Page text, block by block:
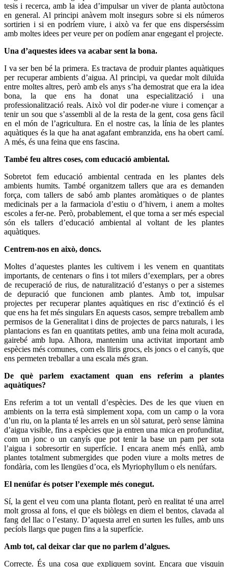
tesis i recerca, amb la idea d’impulsar un viver de planta autòctona
en general. Al principi anàvem molt insegurs sobre si els números
sortirien i si en podríem viure, i això va fer que ens disperséssim
amb moltes idees per veure per on podíem anar engegant el projecte.
Una d’aquestes idees va acabar sent la bona.
I va ser ben bé la primera. Es tractava de produir plantes aquàtiques
per recuperar ambients d’aigua. Al principi, va quedar molt diluïda
entre moltes altres, però amb els anys s’ha demostrat que era la idea
bona, la que ens ha donat una especialització i una
professionalització reals. Això vol dir poder-ne viure i començar a
tenir un sou que s’assembli al de la resta de la gent, cosa gens fàcil
en el món de l’agricultura. En el nostre cas, la línia de les plantes
aquàtiques és la que ha anat agafant embranzida, ens ha obert camí.
A més, és una feina que ens fascina.
També feu altres coses, com educació ambiental.
Sobretot fem educació ambiental centrada en les plantes dels
ambients humits. També organitzem tallers que ara es demanden
força, com tallers de sabó amb plantes aromàtiques o de plantes
medicinals per a la farmaciola d’estiu o d’hivern, i anem a moltes
escoles a fer-ne. Però, probablement, el que torna a ser més especial
són els tallers d’educació ambiental al voltant de les plantes
aquàtiques.
Centrem-nos en això, doncs.
Moltes d’aquestes plantes les cultivem i les venem en quantitats
importants, de centenars o fins i tot milers d’exemplars, per a obres
de recuperació de rius, de naturalització d’estanys o per a sistemes
de depuració que funcionen amb plantes. Amb tot, impulsar
projectes per recuperar plantes aquàtiques en risc d’extinció és el
que ens ha fet més singulars En aquests casos, sempre treballem amb
permisos de la Generalitat i dins de projectes de parcs naturals, i les
plantacions es fan en quantitats petites, amb una feina molt acurada,
gairebé amb lupa. Alhora, mantenim una activitat important amb
espècies més comunes, com els lliris grocs, els joncs o el canyís, que
ens permeten treballar a una escala més gran.
De què parlem exactament quan ens referim a plantes
aquàtiques?
Ens referim a tot un ventall d’espècies. Des de les que viuen en
ambients on la terra està simplement xopa, com un camp o la vora
d’un riu, on la planta té les arrels en un sòl saturat, però sense làmina
d’aigua visible, fins a espècies que ja entren una mica en profunditat,
com un jonc o un canyís que pot tenir la base un pam per sota
l’aigua i sobresortir en superfície. I encara anem més enllà, amb
plantes totalment submergides que poden viure a molts metres de
fondària, com les llengües d’oca, els Myriophyllum o els nenúfars.
El nenúfar és potser l’exemple més conegut.
Sí, la gent el veu com una planta flotant, però en realitat té una arrel
molt grossa al fons, el que els biòlegs en diem el bentos, clavada al
fang del llac o l’estany. D’aquesta arrel en surten les fulles, amb uns
pecíols llargs que pugen fins a la superfície.
Amb tot, cal deixar clar que no parlem d’algues.
Correcte. És una cosa que expliquem sovint. Encara que visquin